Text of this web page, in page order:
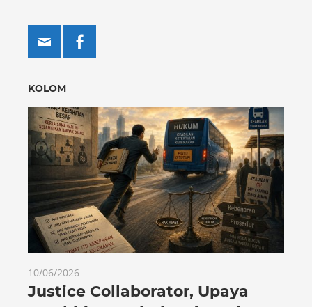
KOLOM
10/06/2026
Justice Collaborator, Upaya